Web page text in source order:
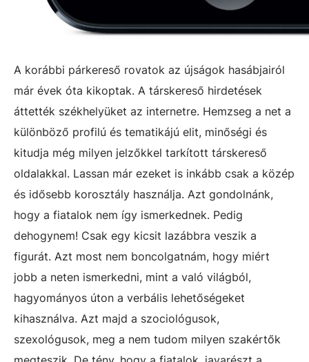
A korábbi párkereső rovatok az újságok hasábjairól
már évek óta kikoptak. A társkereső hirdetések
áttették székhelyüket az internetre. Hemzseg a net a
különböző profilú és tematikájú elit, minőségi és
kitudja még milyen jelzőkkel tarkított társkereső
oldalakkal. Lassan már ezeket is inkább csak a közép
és idősebb korosztály használja. Azt gondolnánk,
hogy a fiatalok nem így ismerkednek. Pedig
dehogynem! Csak egy kicsit lazábbra veszik a
figurát. Azt most nem boncolgatnám, hogy miért
jobb a neten ismerkedni, mint a való világból,
hagyományos úton a verbális lehetőségeket
kihasználva. Azt majd a szociológusok,
szexológusok, meg a nem tudom milyen szakértők